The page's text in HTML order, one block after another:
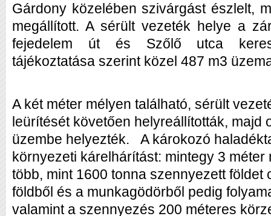
Gárdony közelében szivárgást észlelt,
megállított. A sérült vezeték helye a
fejedelem út és Szőlő utca
tájékoztatása szerint közel 487 m3
A két méter mélyen található, sérült
leürítését követően helyreállították, majd
üzembe helyezték. A károkozó
környezeti kárelhárítást: mintegy 3
több, mint 1600 tonna szennyezett földet
földből és a munkagödörből pedig
valamint a szennyezés 200 méteres